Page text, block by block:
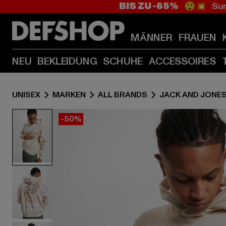
BIS ZU -65% 😲💥
MÄNNER FRAUEN
NEU BEKLEIDUNG SCHUHE ACCESSOIRES
UNISEX MARKEN ALL BRANDS JACK AND JONES
-50%